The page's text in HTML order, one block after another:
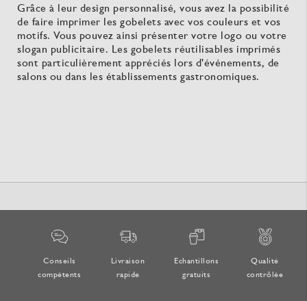
Grâce à leur design personnalisé, vous avez la possibilité
de faire imprimer les gobelets avec vos couleurs et vos
motifs. Vous pouvez ainsi présenter votre logo ou votre
slogan publicitaire. Les gobelets réutilisables imprimés
sont particulièrement appréciés lors d'événements, de
salons ou dans les établissements gastronomiques.
Conseils
compétents
Livraison
rapide
Echantillons
gratuits
Qualité
contrôlée